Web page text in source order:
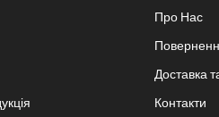
Про Нас
Доставка
Контакти